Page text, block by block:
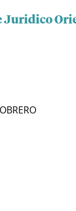
Juridico